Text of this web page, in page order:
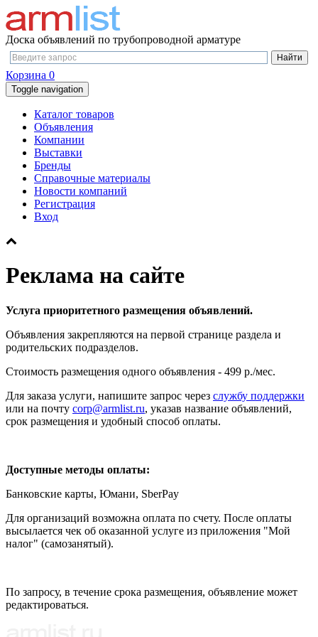
Доска объявлений по трубопроводной арматуре
Корзина 0
Toggle navigation
Каталог товаров
Объявления
Компании
Выставки
Бренды
Справочные материалы
Новости компаний
Регистрация
Вход
Реклама на сайте
Услуга приоритетного размещения объявлений.
Объявления закрепляются на первой странице раздела и
родительских подразделов.
Стоимость размещения одного объявления - 499 р./мес.
Для заказа услуги, напишите запрос через службу поддержки
или на почту corp@armlist.ru, указав название объявлений,
срок размещения и удобный способ оплаты.
Доступные методы оплаты:
Банковские карты, Юмани, SberPay
Для организаций возможна оплата по счету. После оплаты
высылается чек об оказанной услуге из приложения "Мой
налог" (самозанятый).
По запросу, в течение срока размещения, объявление может
редактироваться.